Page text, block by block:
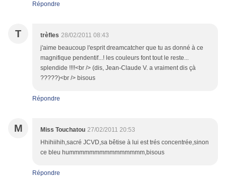
Répondre
T trèfles 28/02/2011 08:43
j'aime beaucoup l'esprit dreamcatcher que tu as donné à ce
magnifique pendentif...! les couleurs font tout le reste...
splendide !!!!<br /> (dis, Jean-Claude V. a vraiment dis çà
?????)<br /> bisous
Répondre
M Miss Touchatou 27/02/2011 20:53
Hhihiihih,sacré JCVD,sa bêtise à lui est trés concentrée,sinon
ce bleu hummmmmmmmmmmmmmm,bisous
Répondre